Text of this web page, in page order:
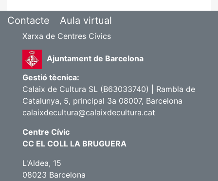
Contacte Aula virtual
Xarxa de Centres Cívics
Ajuntament de Barcelona
Gestió tècnica:
Calaix de Cultura SL (B63033740) | Rambla de
Catalunya, 5, principal 3a 08007, Barcelona
calaixdecultura@calaixdecultura.cat
Centre Cívic
CC EL COLL LA BRUGUERA
L'Aldea, 15
08023 Barcelona